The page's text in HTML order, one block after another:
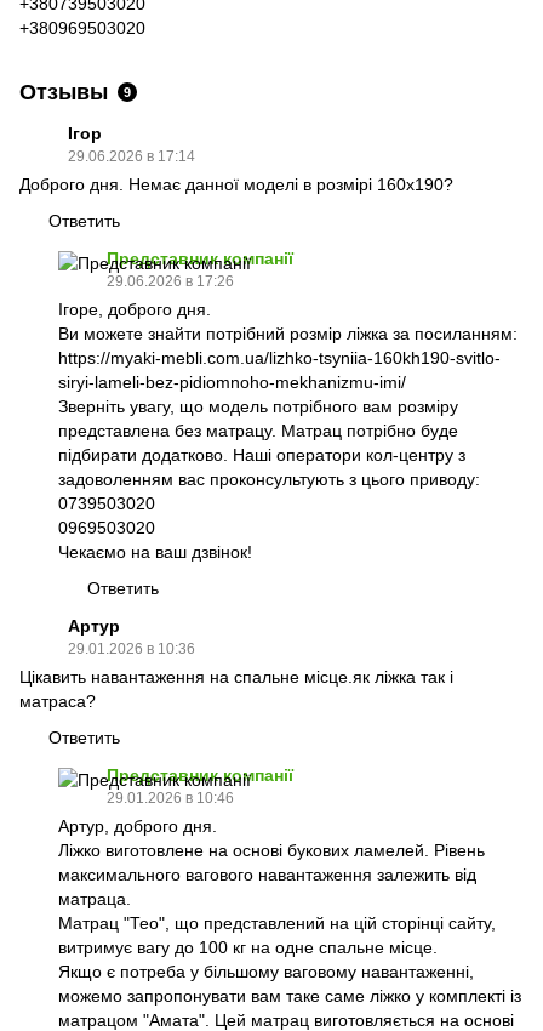
+380969503020
Отзывы 9
Ігор
29.06.2026 в 17:14
Доброго дня. Немає данної моделі в розмірі 160х190?
Ответить
Представник компанії
29.06.2026 в 17:26
Ігоре, доброго дня.
Ви можете знайти потрібний розмір ліжка за посиланням:
https://myaki-mebli.com.ua/lizhko-tsyniia-160kh190-svitlo-
siryi-lameli-bez-pidiomnoho-mekhanizmu-imi/
Зверніть увагу, що модель потрібного вам розміру
представлена без матрацу. Матрац потрібно буде
підбирати додатково. Наші оператори кол-центру з
задоволенням вас проконсультують з цього приводу:
0739503020
0969503020
Чекаємо на ваш дзвінок!
Ответить
Артур
29.01.2026 в 10:36
Цікавить навантаження на спальне місце.як ліжка так і
матраса?
Ответить
Представник компанії
29.01.2026 в 10:46
Артур, доброго дня.
Ліжко виготовлене на основі букових ламелей. Рівень
максимального вагового навантаження залежить від
матраца.
Матрац "Тео", що представлений на цій сторінці сайту,
витримує вагу до 100 кг на одне спальне місце.
Якщо є потреба у більшому ваговому навантаженні,
можемо запропонувати вам таке саме ліжко у комплекті із
матрацом "Амата". Цей матрац виготовляється на основі